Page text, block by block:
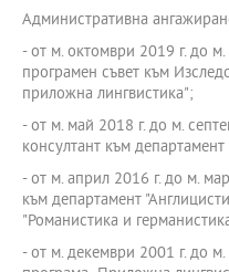
Административна
- от м. октомври 2019 г. до
програмен съвет към
приложна лингвистика";
- от м. май 2018 г. до м.
консултант към
- от м. април 2016 г. до м.
към департамент
"Романистика и
- от м. декември 2001 г. до